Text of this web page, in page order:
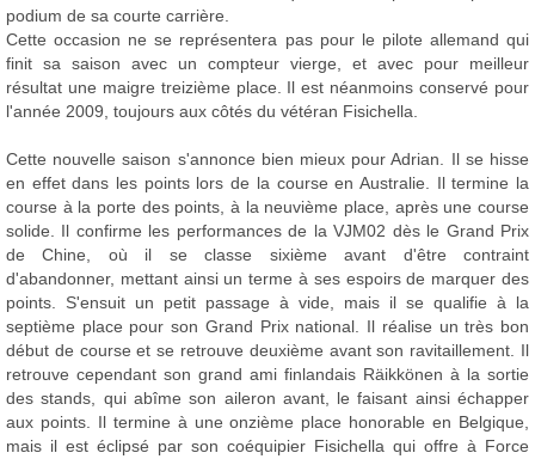
podium de sa courte carrière.
Cette occasion ne se représentera pas pour le pilote allemand qui
finit sa saison avec un compteur vierge, et avec pour meilleur
résultat une maigre treizième place. Il est néanmoins conservé pour
l'année 2009, toujours aux côtés du vétéran Fisichella.
Cette nouvelle saison s'annonce bien mieux pour Adrian. Il se hisse
en effet dans les points lors de la course en Australie. Il termine la
course à la porte des points, à la neuvième place, après une course
solide. Il confirme les performances de la VJM02 dès le Grand Prix
de Chine, où il se classe sixième avant d'être contraint
d'abandonner, mettant ainsi un terme à ses espoirs de marquer des
points. S'ensuit un petit passage à vide, mais il se qualifie à la
septième place pour son Grand Prix national. Il réalise un très bon
début de course et se retrouve deuxième avant son ravitaillement. Il
retrouve cependant son grand ami finlandais Räikkönen à la sortie
des stands, qui abîme son aileron avant, le faisant ainsi échapper
aux points. Il termine à une onzième place honorable en Belgique,
mais il est éclipsé par son coéquipier Fisichella qui offre à Force